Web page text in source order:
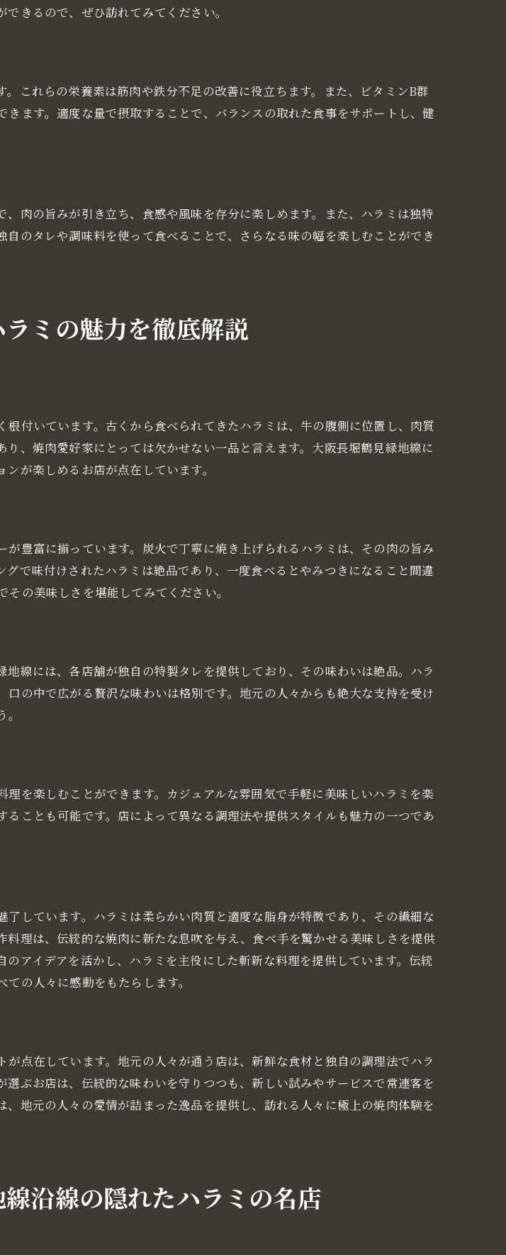
選びのコツ
ュー
高いハラミ店
見緑地線沿いの絶品ハラミ特集
店
ラミ店
技
ー
約方法
き焼肉店ハラミの美味しさを堪能
ベント
めの食材選び
きるので、ぜひ訪れてみてください。
これらの栄養素は筋肉や鉄分不足の改善に役立ちます。また、ビタミンB群
ます。適度な量で摂取することで、バランスの取れた食事をサポートし、健
肉の旨みが引き立ち、食感や風味を存分に楽しめます。また、ハラミは独特
のタレや調味料を使って食べることで、さらなる味の幅を楽しむことができ
ミの魅力を徹底解説
付いています。古くから食べられてきたハラミは、牛の腹側に位置し、肉質
、焼肉愛好家にとっては欠かせない一品と言えます。大阪長堀鶴見緑地線に
が楽しめるお店が点在しています。
豊富に揃っています。炭火で丁寧に焼き上げられるハラミは、その肉の旨み
で味付けされたハラミは絶品であり、一度食べるとやみつきになること間違
の美味しさを堪能してみてください。
線には、各店舗が独自の特製タレを提供しており、その味わいは絶品。ハラ
の中で広がる贅沢な味わいは格別です。地元の人々からも絶大な支持を受け
を楽しむことができます。カジュアルな雰囲気で手軽に美味しいハラミを楽
ことも可能です。店によって異なる調理法や提供スタイルも魅力の一つであ
しています。ハラミは柔らかい肉質と適度な脂身が特徴であり、その繊細な
理は、伝統的な焼肉に新たな息吹を与え、食べ手を驚かせる美味しさを提供
アイデアを活かし、ハラミを主役にした斬新な料理を提供しています。伝統
の人々に感動をもたらします。
点在しています。地元の人々が通う店は、新鮮な食材と独自の調理法でハラ
ぶお店は、伝統的な味わいを守りつつも、新しい試みやサービスで常連客を
地元の人々の愛情が詰まった逸品を提供し、訪れる人々に極上の焼肉体験を
沿線の隠れたハラミの名店